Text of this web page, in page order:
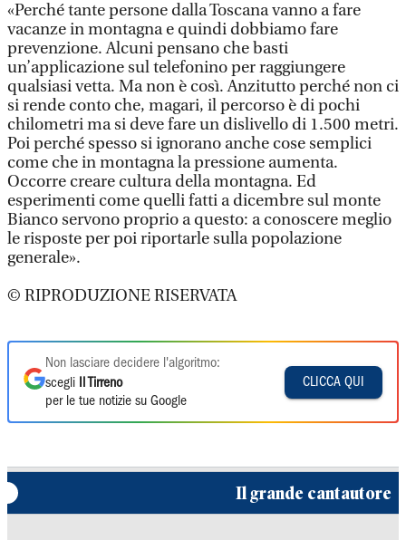
«Perché tante persone dalla Toscana vanno a fare
vacanze in montagna e quindi dobbiamo fare
prevenzione. Alcuni pensano che basti
un’applicazione sul telefonino per raggiungere
qualsiasi vetta. Ma non è così. Anzitutto perché non ci
si rende conto che, magari, il percorso è di pochi
chilometri ma si deve fare un dislivello di 1.500 metri.
Poi perché spesso si ignorano anche cose semplici
come che in montagna la pressione aumenta.
Occorre creare cultura della montagna. Ed
esperimenti come quelli fatti a dicembre sul monte
Bianco servono proprio a questo: a conoscere meglio
le risposte per poi riportarle sulla popolazione
generale».
© RIPRODUZIONE RISERVATA
Non lasciare decidere l'algoritmo:
scegli
Il Tirreno
per le tue notizie su Google
CLICCA QUI
Il grande cantautore